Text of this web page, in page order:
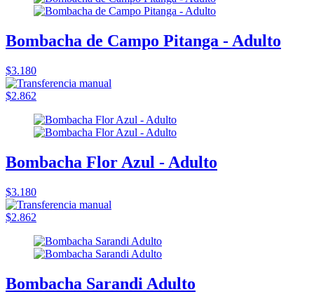
Bombacha de Campo Pitanga - Adulto
$3.180
$2.862
Bombacha Flor Azul - Adulto
$3.180
$2.862
Bombacha Sarandi Adulto